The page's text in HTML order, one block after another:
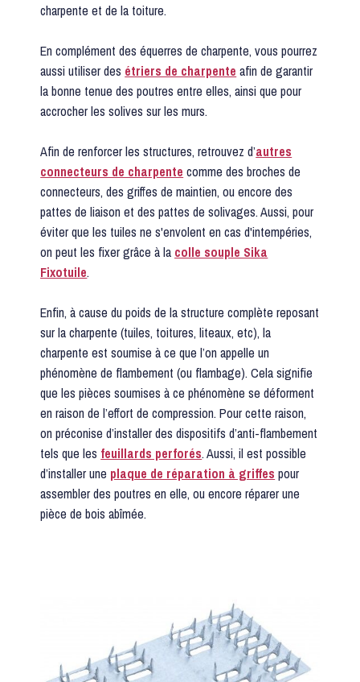
charpente et de la toiture.
En complément des équerres de charpente, vous pourrez
aussi utiliser des étriers de charpente afin de garantir
la bonne tenue des poutres entre elles, ainsi que pour
accrocher les solives sur les murs.
Afin de renforcer les structures, retrouvez d’autres
connecteurs de charpente comme des broches de
connecteurs, des griffes de maintien, ou encore des
pattes de liaison et des pattes de solivages. Aussi, pour
éviter que les tuiles ne s'envolent en cas d'intempéries,
on peut les fixer grâce à la colle souple Sika
Fixotuile.
Enfin, à cause du poids de la structure complète reposant
sur la charpente (tuiles, toitures, liteaux, etc), la
charpente est soumise à ce que l’on appelle un
phénomène de flambement (ou flambage). Cela signifie
que les pièces soumises à ce phénomène se déforment
en raison de l’effort de compression. Pour cette raison,
on préconise d’installer des dispositifs d’anti-flambement
tels que les feuillards perforés. Aussi, il est possible
d’installer une plaque de réparation à griffes pour
assembler des poutres en elle, ou encore réparer une
pièce de bois abîmée.